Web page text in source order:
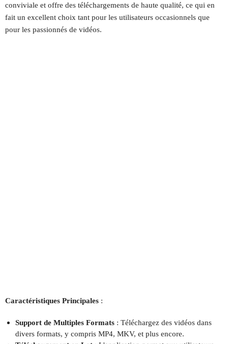
conviviale et offre des téléchargements de haute qualité, ce qui en
fait un excellent choix tant pour les utilisateurs occasionnels que
pour les passionnés de vidéos.
Caractéristiques Principales :
Support de Multiples Formats : Téléchargez des vidéos dans
divers formats, y compris MP4, MKV, et plus encore.